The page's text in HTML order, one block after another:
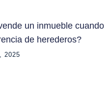
un inmueble cuando
de herederos?
2025